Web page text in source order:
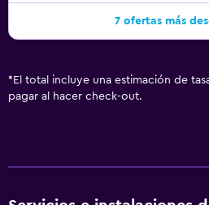
7 ofertas más
* El total incluye una estimación de
pagar al hacer check-out.